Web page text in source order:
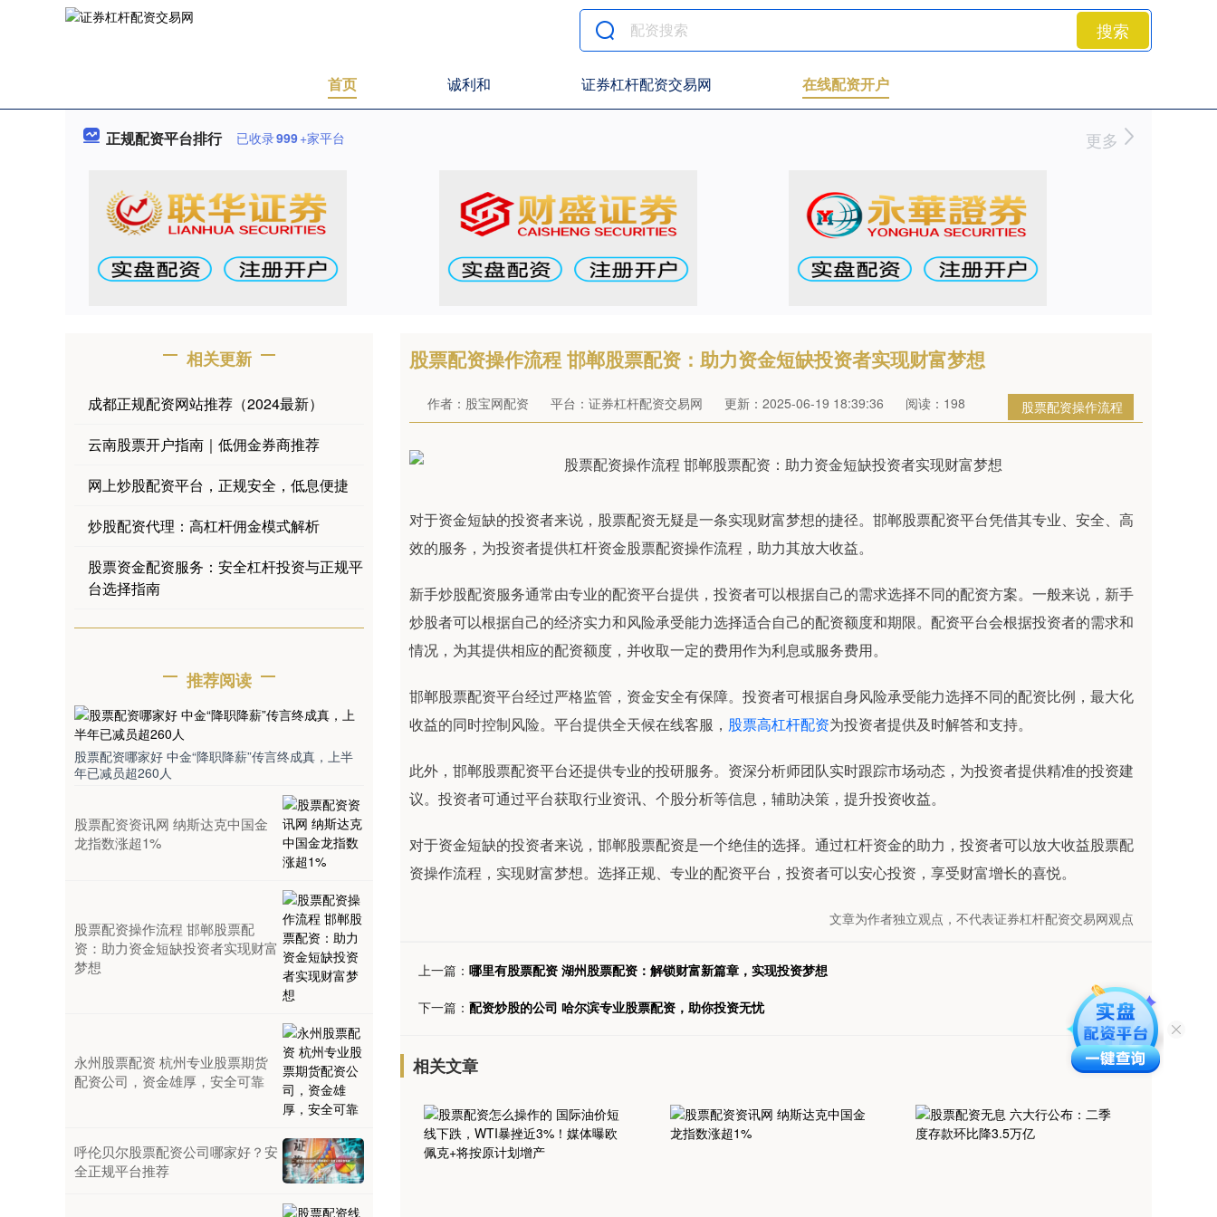
搜索
首页 诚利和 证券杠杆配资交易网 在线配资开户
正规配资平台排行 已收录999+家平台 更多
股票配资操作流程 邯郸股票配资：助力资金短缺投资者实现财富梦想
股票配资操作流程
作者：股宝网配资 平台：证券杠杆配资交易网 更新：2025-06-19 18:39:36 阅读：198
对于资金短缺的投资者来说，股票配资无疑是一条实现财富梦想的捷径。邯郸股票配资平台凭借其专业、安全、高
效的服务，为投资者提供杠杆资金股票配资操作流程，助力其放大收益。
新手炒股配资服务通常由专业的配资平台提供，投资者可以根据自己的需求选择不同的配资方案。一般来说，新手
炒股者可以根据自己的经济实力和风险承受能力选择适合自己的配资额度和期限。配资平台会根据投资者的需求和
情况，为其提供相应的配资额度，并收取一定的费用作为利息或服务费用。
邯郸股票配资平台经过严格监管，资金安全有保障。投资者可根据自身风险承受能力选择不同的配资比例，最大化
收益的同时控制风险。平台提供全天候在线客服， 股票高杠杆配资为投资者提供及时解答和支持。
此外，邯郸股票配资平台还提供专业的投研服务。资深分析师团队实时跟踪市场动态，为投资者提供精准的投资建
议。投资者可通过平台获取行业资讯、个股分析等信息，辅助决策，提升投资收益。
对于资金短缺的投资者来说，邯郸股票配资是一个绝佳的选择。通过杠杆资金的助力，投资者可以放大收益股票配
资操作流程，实现财富梦想。选择正规、专业的配资平台，投资者可以安心投资，享受财富增长的喜悦。
文章为作者独立观点，不代表证券杠杆配资交易网观点
上一篇： 哪里有股票配资 湖州股票配资：解锁财富新篇章，实现投资梦想
下一篇： 配资炒股的公司 哈尔滨专业股票配资，助你投资无忧
相关文章
相关更新
成都正规配资网站推荐（2024最新）
云南股票开户指南｜低佣金券商推荐
网上炒股配资平台，正规安全，低息便捷
炒股配资代理：高杠杆佣金模式解析
股票资金配资服务：安全杠杆投资与正规平
台选择指南
推荐阅读
股票配资哪家好 中金“降职降薪”传言终成真，上半
年已减员超260人
股票配资资讯网 纳斯达克中国金
龙指数涨超1%
股票配资操作流程 邯郸股票配
资：助力资金短缺投资者实现财富
梦想
永州股票配资 杭州专业股票期货
配资公司，资金雄厚，安全可靠
呼伦贝尔股票配资公司哪家好？安
全正规平台推荐